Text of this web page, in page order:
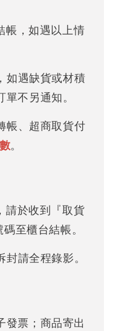
帳，如遇以上情
如遇缺貨或材積
不另通知。
帳、超商取貨付
。
請於收到『取貨
至櫃台結帳。
請全程錄影。
發票；商品寄出